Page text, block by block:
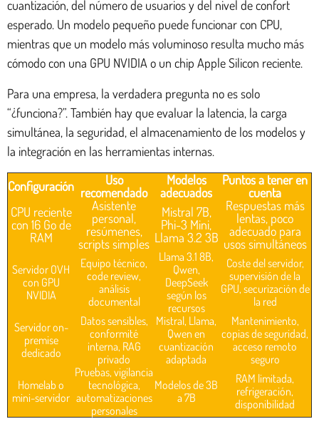
cuantización, del número de usuarios y del nivel de confort
esperado. Un modelo pequeño puede funcionar con CPU,
mientras que un modelo más voluminoso resulta mucho más
cómodo con una GPU NVIDIA o un chip Apple Silicon reciente.
Para una empresa, la verdadera pregunta no es solo
“¿funciona?”. También hay que evaluar la latencia, la carga
simultánea, la seguridad, el almacenamiento de los modelos y
la integración en las herramientas internas.
Configuración
Uso
recomendado
Modelos
adecuados
Puntos a tener en
cuenta
CPU reciente
con 16 Go de
RAM
Asistente
personal,
resúmenes,
scripts simples
Mistral 7B,
Phi-3 Mini,
Llama 3.2 3B
Respuestas más
lentas, poco
adecuado para
usos simultáneos
Servidor OVH
con GPU
NVIDIA
Equipo técnico,
code review,
análisis
documental
Llama 3.1 8B,
Qwen,
DeepSeek
según los
recursos
Coste del servidor,
supervisión de la
GPU, securización de
la red
Servidor on-
premise
dedicado
Datos sensibles,
conformité
interna, RAG
privado
Mistral, Llama,
Qwen en
cuantización
adaptada
Mantenimiento,
copias de seguridad,
acceso remoto
seguro
Homelab o
mini-servidor
Pruebas, vigilancia
tecnológica,
automatizaciones
personales
Modelos de 3B
a 7B
RAM limitada,
refrigeración,
disponibilidad